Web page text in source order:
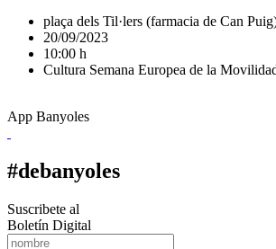
plaça dels Til·lers (farmacia de Can
20/09/2023
10:00 h
Cultura Semana Europea de la
App Banyoles
#debanyoles
Suscribete al
Boletín Digital